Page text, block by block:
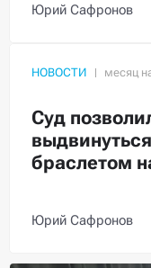
Юрий Сафронов
НОВОСТИ
Суд
браслетом
Юрий Сафронов